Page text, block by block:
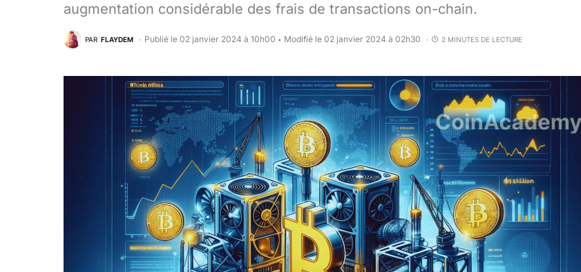
augmentation considérable des frais de transactions on-chain.
PAR FLAYDEM Publié le 02 janvier 2024 à 10h00 • Modifié le 02 janvier 2024 à 02h30 2 MINUTES DE LECTURE